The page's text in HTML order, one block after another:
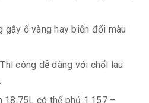
gây ố vàng hay biến đổi màu
Thi công dễ dàng với chổi lau
18,75L có thể phủ 1.157 –